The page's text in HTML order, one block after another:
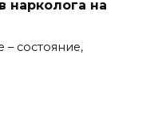
нарколога на
состояние,